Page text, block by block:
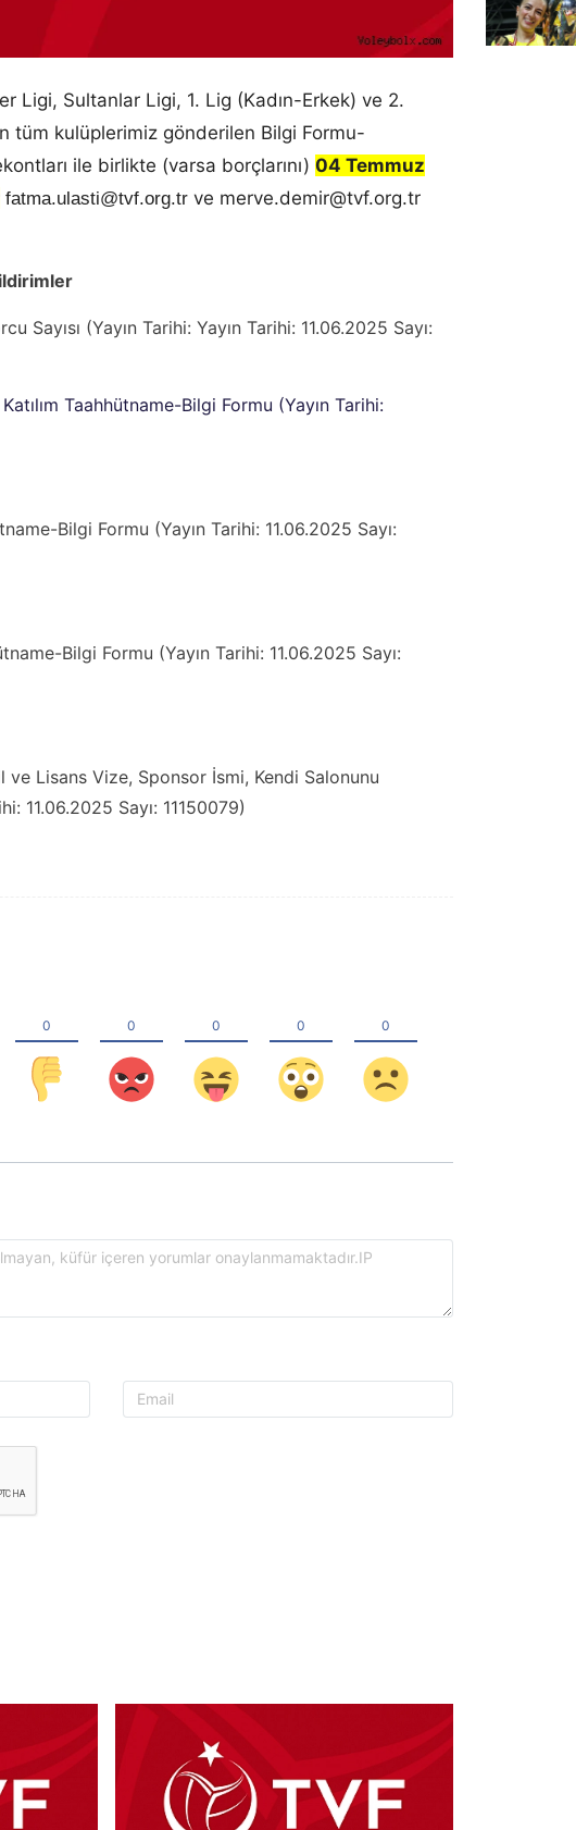
Ligi, Sultanlar Ligi, 1. Lig (Kadın-Erkek) ve 2.
tüm kulüplerimiz gönderilen Bilgi Formu-
ile birlikte (varsa borçlarını) 04 Temmuz
fatma.ulasti@tvf.org.tr ve merve.demir@tvf.org.tr
Sayısı (Yayın Tarihi: Yayın Tarihi: 11.06.2025 Sayı:
Taahhütname-Bilgi Formu (Yayın Tarihi:
Bilgi Formu (Yayın Tarihi: 11.06.2025 Sayı:
Bilgi Formu (Yayın Tarihi: 11.06.2025 Sayı:
ve Lisans Vize, Sponsor İsmi, Kendi Salonunu
11.06.2025 Sayı: 11150079)